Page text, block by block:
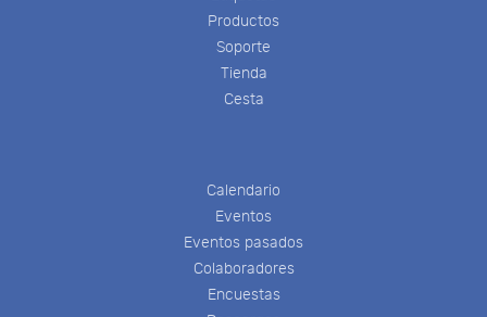
Productos
Soporte
Tienda
Cesta
Calendario
Eventos
Eventos pasados
Colaboradores
Encuestas